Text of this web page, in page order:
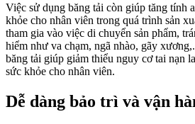
Việc sử dụng băng tải còn giúp tăng tính
khỏe cho nhân viên trong quá trình sản
tham gia vào việc di chuyển sản phẩm,
hiểm như va chạm, ngã nhào, gãy
băng tải giúp giảm thiểu nguy cơ tai nạn
sức khỏe cho nhân viên.
Dễ dàng bảo trì và vận